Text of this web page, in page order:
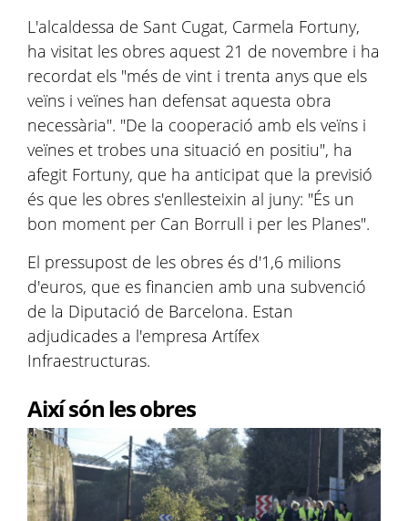
L'alcaldessa de Sant Cugat, Carmela Fortuny,
ha visitat les obres aquest 21 de novembre i ha
recordat els "més de vint i trenta anys que els
veïns i veïnes han defensat aquesta obra
necessària". "De la cooperació amb els veïns i
veïnes et trobes una situació en positiu", ha
afegit Fortuny, que ha anticipat que la previsió
és que les obres s'enllesteixin al juny: "És un
bon moment per Can Borrull i per les Planes".
El pressupost de les obres és d'1,6 milions
d'euros, que es financien amb una subvenció
de la Diputació de Barcelona. Estan
adjudicades a l'empresa Artífex
Infraestructuras.
Així són les obres